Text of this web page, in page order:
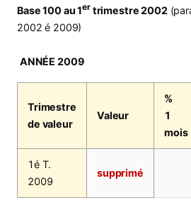
Base 100 au 1ertrimestre 2002
2002 é 2009)
ANNÉE 2009
Trimestre
de valeur
Valeur
%
1
mois
1é T.
2009
supprimé